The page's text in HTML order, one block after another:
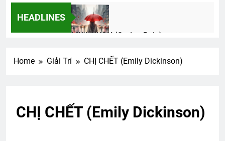
HEADLINES
MƯA XUÂN (Spring Rain)
Home Giải Trí CHỊ CHẾT (Emily Dickinson)
CHỊ CHẾT (Emily Dickinson)